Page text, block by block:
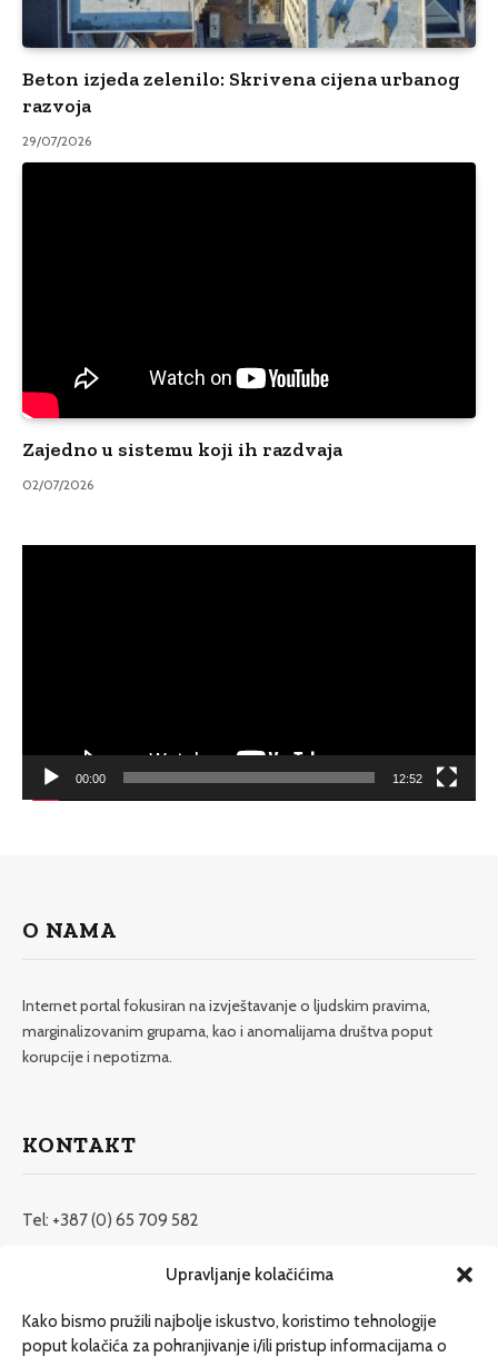
Upravljanje kolačićima
Kako bismo pružili najbolje iskustvo, koristimo tehnologije
poput kolačića za pohranjivanje i/ili pristup informacijama o
Beton izjeda zelenilo: Skrivena cijena urbanog
razvoja
29/07/2026
Zajedno u sistemu koji ih razdvaja
02/07/2026
00:00 12:52
O NAMA
Internet portal fokusiran na izvještavanje o ljudskim pravima,
marginalizovanim grupama, kao i anomalijama društva poput
korupcije i nepotizma.
KONTAKT
Tel: +387 (0) 65 709 582
redakcija@etrafika.net